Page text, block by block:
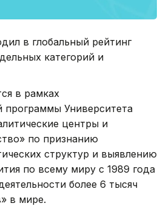
в глобальный рейтинг
категорий и
в рамках
программы Университета
центры и
по признанию
структур и выявлению
по всему миру с 1989 года
более 6 тысяч
в мире.